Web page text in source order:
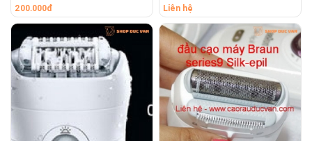
Panasonic.
Có bán lưỡi tông đơ cắt tóc Codos.
Có bán đầu bàn chải điện Oral-B thay thế; cục sạc, dây sạc
Oral-B.
Có nhận thay pin, sửa chữa máy cạo râu, tông đơ, bàn chải
điện, bàn chải tăm nước, máy nhổ lông cho các hãng Braun,
Có nhận sửa chữa máy xông hơi mặt cầm tay mini, máy xịt
khoáng cầm tay mini
200.000đ
Touch 2D
Liên hệ